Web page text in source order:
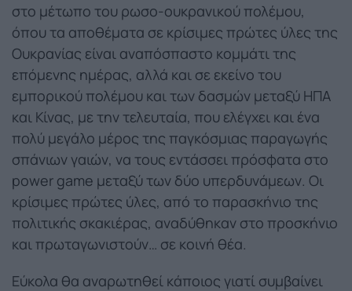
στο μέτωπο του ρωσο-ουκρανικού πολέμου,
όπου τα αποθέματα σε κρίσιμες πρώτες ύλες της
Ουκρανίας είναι αναπόσπαστο κομμάτι της
επόμενης ημέρας, αλλά και σε εκείνο του
εμπορικού πολέμου και των δασμών μεταξύ ΗΠΑ
και Κίνας, με την τελευταία, που ελέγχει και ένα
πολύ μεγάλο μέρος της παγκόσμιας παραγωγής
σπάνιων γαιών, να τους εντάσσει πρόσφατα στο
power game μεταξύ των δύο υπερδυνάμεων. Οι
κρίσιμες πρώτες ύλες, από το παρασκήνιο της
πολιτικής σκακιέρας, αναδύθηκαν στο προσκήνιο
και πρωταγωνιστούν… σε κοινή θέα.
Εύκολα θα αναρωτηθεί κάποιος γιατί συμβαίνει